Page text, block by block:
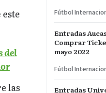
del
las
Fútbol
Entradas
Comprar
mayo 2022
Fútbol
Entradas